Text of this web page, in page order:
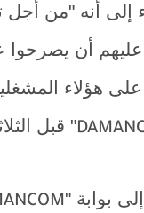
إلى أنه "من
أن يصرحوا
هؤلاء
" قبل الثلاثين
بوابة "